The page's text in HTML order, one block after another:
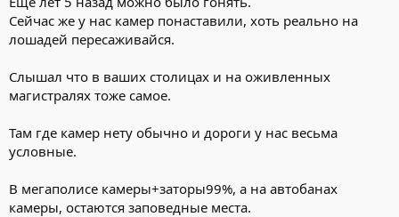
Сейчас же у нас камер понаставили, хоть реально на
лошадей пересаживайся.
Слышал что в ваших столицах и на оживленных
магистралях тоже самое.
Там где камер нету обычно и дороги у нас весьма
условные.
В мегаполисе камеры+заторы99%, а на автобанах
камеры, остаются заповедные места.